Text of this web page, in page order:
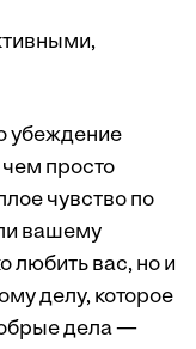
убеждение
просто
чувство по
вашему
любить вас, но и
делу, которое
дела —